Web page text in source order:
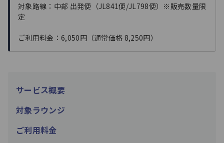
対象路線：中部 出発便（JL841便/JL798便）※販売数量限
定
ご利用料金：6,050円（通常価格 8,250円）
サービス概要
対象ラウンジ
ご利用料金